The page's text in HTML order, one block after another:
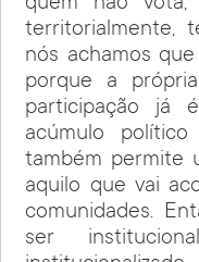
territorialmente,
nós achamos
porque a
participação já
acúmulo
também permite
aquilo que vai
comunidades.
ser